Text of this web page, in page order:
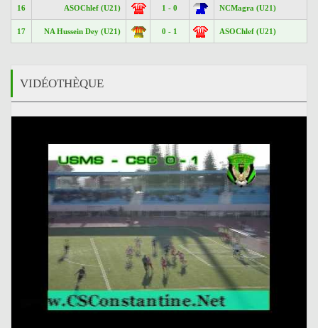
16 ASOChlef (U21) 1 - 0 NCMagra (U21)
17 NA Hussein Dey (U21) 0 - 1 ASOChlef (U21)
VIDÉOTHÈQUE